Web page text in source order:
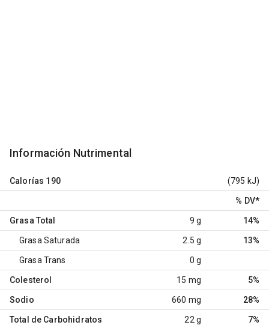
Información Nutrimental
Calorías 190 (795 kJ)
% DV*
Grasa Total 9 g 14%
Grasa Saturada 2.5 g 13%
Grasa Trans 0 g
Colesterol 15 mg 5%
Sodio 660 mg 28%
Total de Carbohidratos 22 g 7%